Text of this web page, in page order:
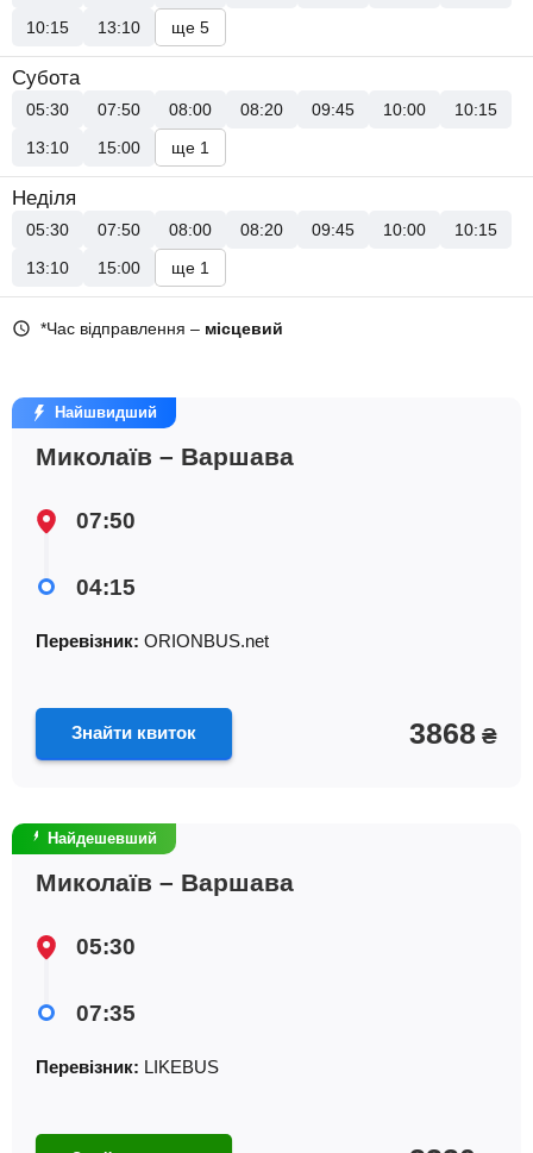
10:15
13:10 ще 5
Субота
05:30 07:50 08:00 08:20 09:45 10:00
10:15
13:10
15:00 ще 1
Неділя
05:30 07:50 08:00 08:20 09:45 10:00
10:15
13:10
15:00 ще 1
*Час відправлення – місцевий
Найшвидший
Миколаїв – Варшава
07:50
04:15
Перевізник: ORIONBUS.net
Знайти квиток 3868 ₴
Найдешевший
Миколаїв – Варшава
05:30
07:35
Перевізник: LIKEBUS